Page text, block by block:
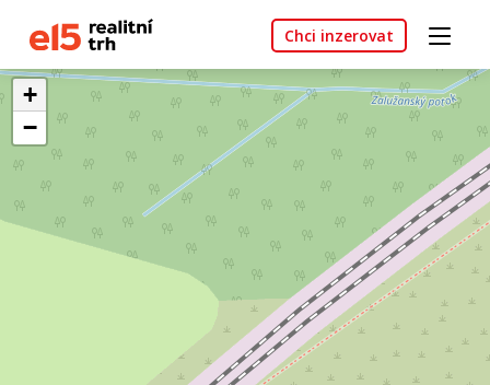
Chci inzerovat
+
−